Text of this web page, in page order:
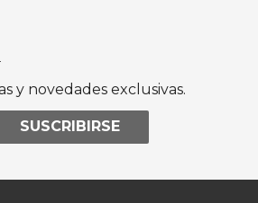
y novedades exclusivas.
SUSCRIBIRSE